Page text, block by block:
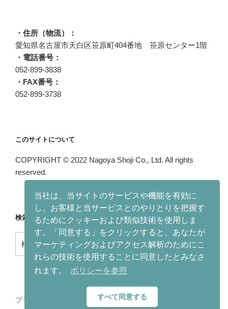
当社は、当サイトのサービスや機能を有効に
し、お客様と当サービスとのやりとりを把握す
るためにクッキーおよび類似技術を使用しま
す。「同意する」をクリックすると、あなたが
マーケティングおよびアクセス解析のためにこ
れらの技術を使用することに同意したとみなさ
れます。
ポリシーを参照
すべて同意する
・住所（物流）：
愛知県名古屋市天白区笹原町404番地 笹原センター1階
・電話番号：
052-899-3838
・FAX番号：
052-899-3738
このサイトについて
COPYRIGHT © 2022 Nagoya Shoji Co., Ltd. All rights
reserved.
検索
プライバシーポリシー Proudly powered by WordPress